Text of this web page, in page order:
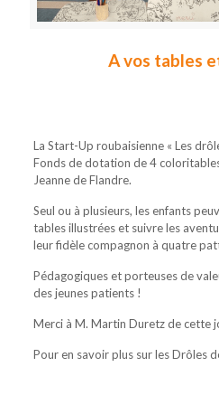
A vos tables
La Start-Up roubaisienne « Les
Fonds de dotation de 4
Jeanne de Flandre.
Seul ou à plusieurs, les enfants
tables illustrées et suivre les
leur fidèle compagnon à quatre
Pédagogiques et porteuses de
des jeunes patients !
Merci à M. Martin Duretz de cette
Pour en savoir plus sur les Drôles